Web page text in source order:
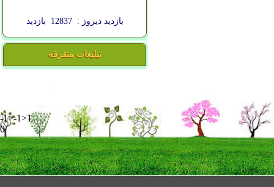
بازدید دیروز : 12837 بازدید
تبلیغات متفرقه
-1>-1>1
0